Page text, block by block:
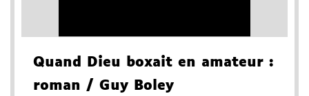
Quand Dieu boxait en amateur :
roman / Guy Boley